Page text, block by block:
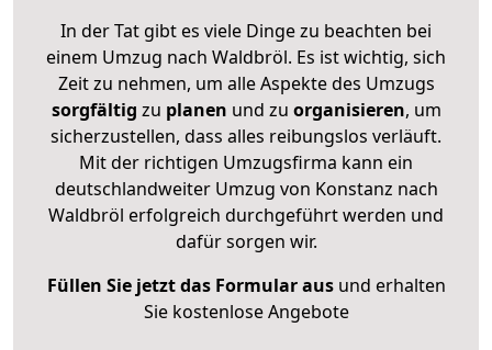
In der Tat gibt es viele Dinge zu beachten bei
einem Umzug nach Waldbröl. Es ist wichtig, sich
Zeit zu nehmen, um alle Aspekte des Umzugs
sorgfältig zu planen und zu organisieren, um
sicherzustellen, dass alles reibungslos verläuft.
Mit der richtigen Umzugsfirma kann ein
deutschlandweiter Umzug von Konstanz nach
Waldbröl erfolgreich durchgeführt werden und
dafür sorgen wir.
Füllen Sie jetzt das Formular ausund erhalten
Sie kostenlose Angebote